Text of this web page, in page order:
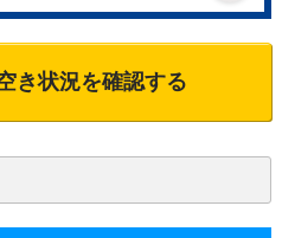
き状況を確認する